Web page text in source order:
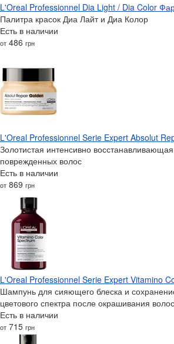
L'Oreal Professionnel Dia Light / Dia Color
Палитра красок Диа Лайт и Диа Колор
Есть в наличии
от 486 грн
L'Oreal Professionnel Serie Expert Absolut
Золотистая интенсивно
поврежденных волос
Есть в наличии
от 869 грн
L'Oreal Professionnel Serie Expert Vitamino
Шампунь для сияющего блеска и
цветового спектра после окрашивания волос
Есть в наличии
от 715 грн